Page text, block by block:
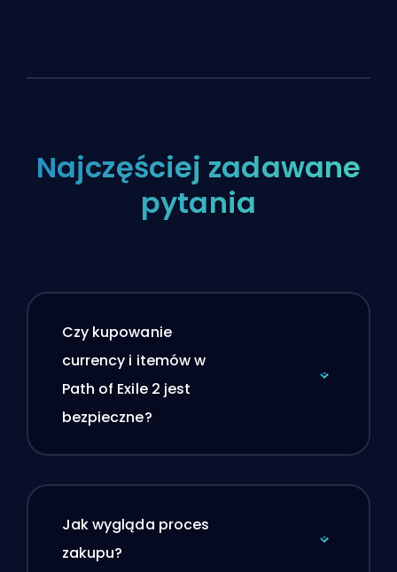
Najczęściej zadawane
pytania
Czy kupowanie
currency i itemów w
Path of Exile 2 jest
bezpieczne?
Jak wygląda proces
zakupu?